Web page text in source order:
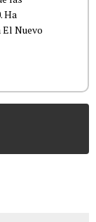
Ha
Nuevo